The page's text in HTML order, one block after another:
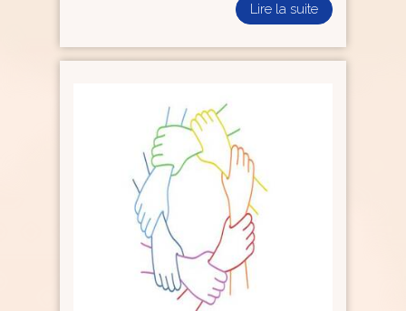
Lire la suite